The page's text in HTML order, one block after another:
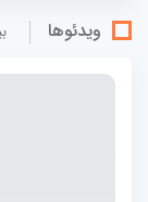
ویدئوها